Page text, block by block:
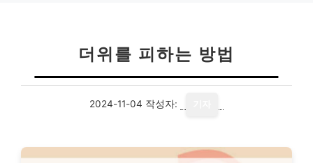
더위를 피하는 방법
2024-11-04 작성자: